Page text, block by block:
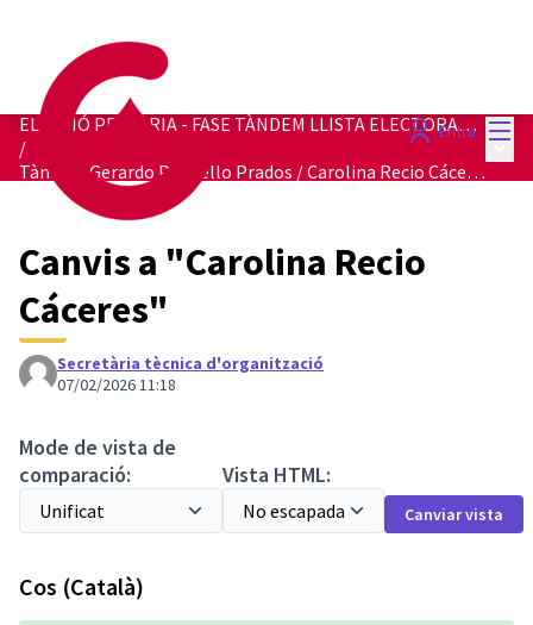
Entra
ELECCIÓ PRIMÀRIA - FASE TÀNDEM LLISTA ELECTORAL 2027
/
Tàndem Gerardo Pisarello Prados / Carolina Recio Cáceres
Canvis a "Carolina Recio
Cáceres"
Secretària tècnica d'organització
07/02/2026 11:18
Mode de vista de
comparació:
Vista HTML:
Canviar vista
Cos (Català)